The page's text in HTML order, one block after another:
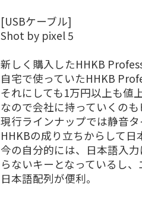
[USBケーブル]
Shot by pixel 5
新しく購入したHHKB
自宅で使っていたHHKB
それにしても1万円以上も値
なので会社に持っていくのも
現行ラインナップでは静音
HHKBの成り立ちからして日
今の自分的には、日本語入
らないキーとなっているし
日本語配列が便利。